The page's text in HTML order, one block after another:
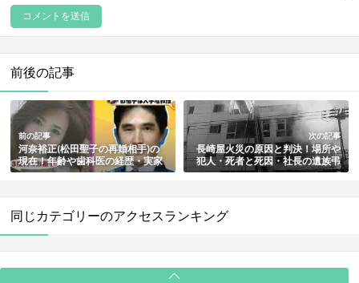
前後の記事
前の記事
河奈裕正(松田聖子の再婚相手)の
現在！年齢や歯科医の経歴・実家
の家族・元嫁や子供(息子)・馴れ
次の記事
長崎屋火災の原因と判決！場所や
犯人・死者と死因・社長の遺族弔
問・時効成立や跡地などその後も
同じカテゴリーのアクセスランキング